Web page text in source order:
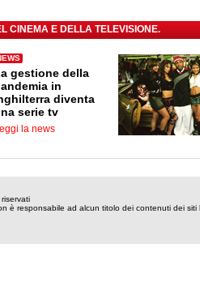
CINEMA E DELLA TELEVISIONE.
gestione della
in
diventa
serie tv
la news
è responsabile ad alcun titolo dei contenuti dei siti